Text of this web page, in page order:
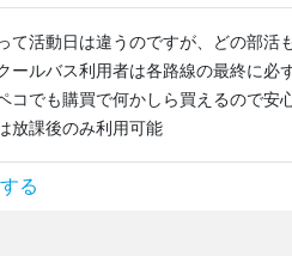
て活動日は違うのですが、どの部活
ールバス利用者は各路線の最終に必
コでも購買で何かしら買えるので安
放課後のみ利用可能
る